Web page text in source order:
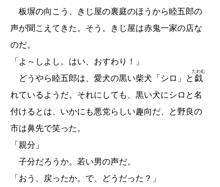
板塀の向こう、きじ屋の裏庭のほうから睦五郎の
声が聞こえてきた。そう。きじ屋は赤鬼一家の店な
のだ。
「よ～しよし。はい、おすわり！」
どうやら睦五郎は、愛犬の黒い柴犬「シロ」と 戯
たわむ
れているようだ。それにしても、黒い犬にシロと名
付けるとは、いかにも悪党らしい趣向だ、と野良の
市は鼻先で笑った。
「親分」
子分だろうか。若い男の声だ。
「おう、戻ったか。で、どうだった？」